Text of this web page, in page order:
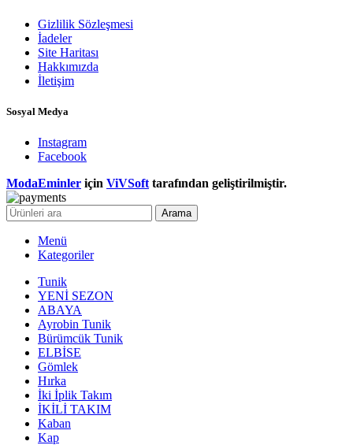
Gizlilik Sözleşmesi
İadeler
Site Haritası
Hakkımızda
İletişim
Sosyal Medya
Instagram
Facebook
ModaEminler için ViVSoft tarafından geliştirilmiştir.
Arama
Menü
Kategoriler
Tunik
YENİ SEZON
ABAYA
Ayrobin Tunik
Bürümcük Tunik
ELBİSE
Gömlek
Hırka
İki İplik Takım
İKİLİ TAKIM
Kaban
Kap